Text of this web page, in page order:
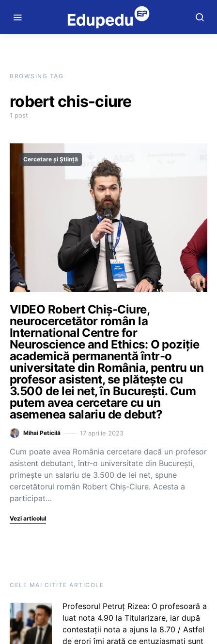
BROWSING TAG
robert chis-ciure
1 post
Cercetare și Știință
VIDEO Robert Chiș-Ciure,
neurocercetător român la
International Centre for
Neuroscience and Ethics: O poziție
academică permanentă într-o
universitate din România, pentru un
profesor asistent, se plătește cu
3.500 de lei net, în București. Cum
putem avea cercetare cu un
asemenea salariu de debut?
Mihai Peticilă 17 aprilie 2023
Cum poate avea România cercetare dacă un profesor
asistent debutant, într-o universitate din București,
primește un salariu de 3.500 de lei net, spune
cercetătorul român Robert Chiș-Ciure. Acesta a
participat…
Vezi articolul
CELE MAI CITITE ARTICOLE
Profesorul Petruț Rizea: O profesoară a
luat nota 4.90 la Titularizare, iar după
contestații nota a ajuns la 8.70 / Astfel
de erori îmi arată ce entuziasmați sunt